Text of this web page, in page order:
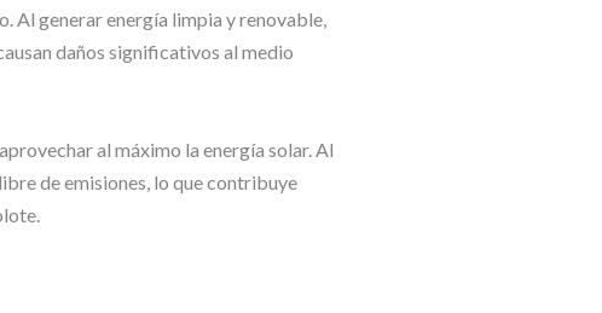
Al generar energía limpia y renovable,
daños significativos al medio
al máximo la energía solar. Al
de emisiones, lo que contribuye